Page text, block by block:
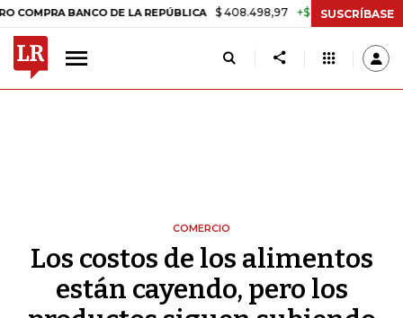
BANCO DE LA REPÚBLICA $ 408.498,97 +$ 8.753,81 +2,19% TASA
SUSCRÍBASE
COMERCIO
Los costos de los alimentos
están cayendo, pero los